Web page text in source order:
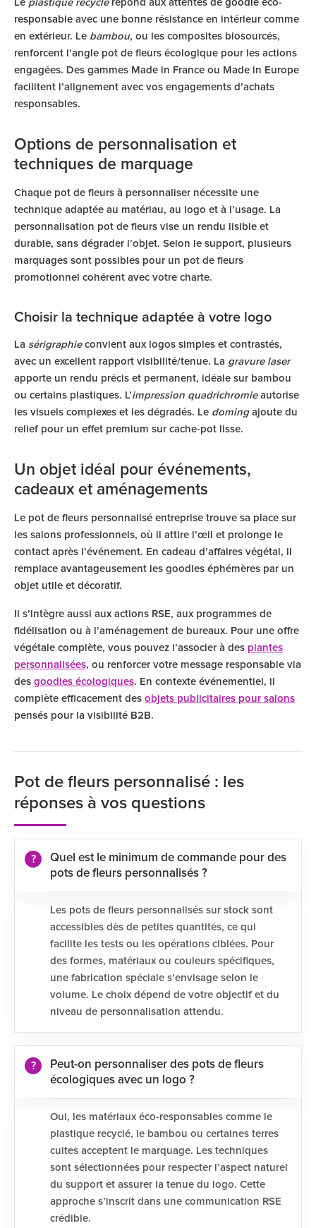
Le plastique recyclérépond aux attentes de goodie éco-
responsable avec une bonne résistance en intérieur comme
en extérieur. Le bambou, ou les composites biosourcés,
renforcent l’angle pot de fleurs écologique pour les actions
engagées. Des gammes Made in France ou Made in Europe
facilitent l’alignement avec vos engagements d’achats
responsables.
Options de personnalisation et
techniques de marquage
Chaque pot de fleurs à personnaliser nécessite une
technique adaptée au matériau, au logo et à l’usage. La
personnalisation pot de fleurs vise un rendu lisible et
durable, sans dégrader l’objet. Selon le support, plusieurs
marquages sont possibles pour un pot de fleurs
promotionnel cohérent avec votre charte.
Choisir la technique adaptée à votre logo
La sérigraphieconvient aux logos simples et contrastés,
avec un excellent rapport visibilité/tenue. La gravure laser
apporte un rendu précis et permanent, idéale sur bambou
ou certains plastiques. L’impression quadrichromieautorise
les visuels complexes et les dégradés. Le domingajoute du
relief pour un effet premium sur cache-pot lisse.
Un objet idéal pour événements,
cadeaux et aménagements
Le pot de fleurs personnalisé entreprise trouve sa place sur
les salons professionnels, où il attire l’œil et prolonge le
contact après l’événement. En cadeau d’affaires végétal, il
remplace avantageusement les goodies éphémères par un
objet utile et décoratif.
Il s’intègre aussi aux actions RSE, aux programmes de
fidélisation ou à l’aménagement de bureaux. Pour une offre
végétale complète, vous pouvez l’associer à des plantes
personnalisées, ou renforcer votre message responsable via
des goodies écologiques. En contexte événementiel, il
complète efficacement des objets publicitaires pour salons
pensés pour la visibilité B2B.
Pot de fleurs personnalisé : les
réponses à vos questions
Quel est le minimum de commande pour des
pots de fleurs personnalisés ?
Les pots de fleurs personnalisés sur stock sont
accessibles dès de petites quantités, ce qui
facilite les tests ou les opérations ciblées. Pour
des formes, matériaux ou couleurs spécifiques,
une fabrication spéciale s’envisage selon le
volume. Le choix dépend de votre objectif et du
niveau de personnalisation attendu.
Peut-on personnaliser des pots de fleurs
écologiques avec un logo ?
Oui, les matériaux éco-responsables comme le
plastique recyclé, le bambou ou certaines terres
cuites acceptent le marquage. Les techniques
sont sélectionnées pour respecter l’aspect naturel
du support et assurer la tenue du logo. Cette
approche s’inscrit dans une communication RSE
crédible.